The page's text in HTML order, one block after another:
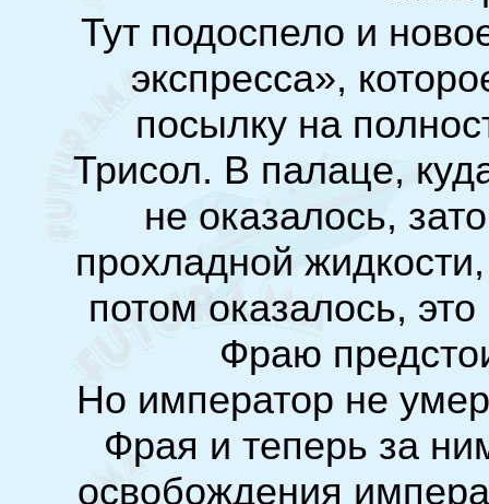
Тут подоспело и
экспресса»,
посылку на
Трисол. В палаце,
не оказалось,
прохладной
потом оказалось,
Фраю
Но император не
Фрая и теперь за
освобождения